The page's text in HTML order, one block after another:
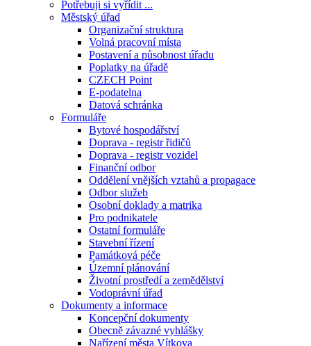
Potřebuji si vyřídit ...
Městský úřad
Organizační struktura
Volná pracovní místa
Postavení a působnost úřadu
Poplatky na úřadě
CZECH Point
E-podatelna
Datová schránka
Formuláře
Bytové hospodářství
Doprava - registr řidičů
Doprava - registr vozidel
Finanční odbor
Oddělení vnějších vztahů a propagace
Odbor služeb
Osobní doklady a matrika
Pro podnikatele
Ostatní formuláře
Stavební řízení
Památková péče
Územní plánování
Životní prostředí a zemědělství
Vodoprávní úřad
Dokumenty a informace
Koncepční dokumenty
Obecně závazné vyhlášky
Nařízení města Vítkova